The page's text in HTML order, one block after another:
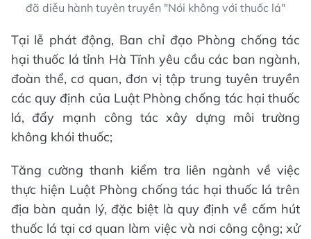
đã diễu hành tuyên truyền "Nói không với thuốc lá"
Tại lễ phát động, Ban chỉ đạo Phòng chống tác
hại thuốc lá tỉnh Hà Tĩnh yêu cầu các ban ngành,
đoàn thể, cơ quan, đơn vị tập trung tuyên truyền
các quy định của Luật Phòng chống tác hại thuốc
lá, đẩy mạnh công tác xây dựng môi trường
không khói thuốc;
Tăng cường thanh kiểm tra liên ngành về việc
thực hiện Luật Phòng chống tác hại thuốc lá trên
địa bàn quản lý, đặc biệt là quy định về cấm hút
thuốc lá tại cơ quan làm việc và nơi công cộng; xử